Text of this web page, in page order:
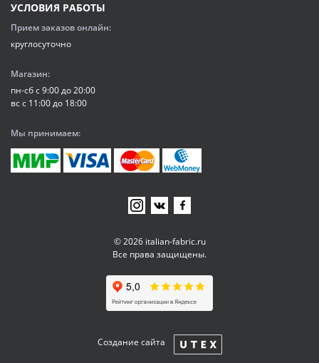
© 2026 italian-fabric.ru
Все права защищены.
Создание сайта
УСЛОВИЯ РАБОТЫ
Прием заказов онлайн:
круглосуточно
Магазин:
пн-сб с 9:00 до 20:00
вс с 11:00 до 18:00
Мы принимаем: